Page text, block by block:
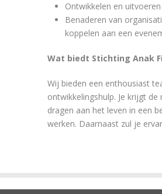
Ontwikkelen en
Benaderen van
koppelen aan een
Wat biedt Stichting Anak
Wij bieden een enthousiast
ontwikkelingshulp. Je krijgt
dragen aan het leven in een
werken. Daarnaast zul je